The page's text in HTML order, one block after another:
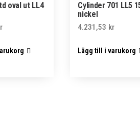
oval ut LL4
Cylinder 701 LL5
nickel
4.231,53 kr
Lägg till i varukorg